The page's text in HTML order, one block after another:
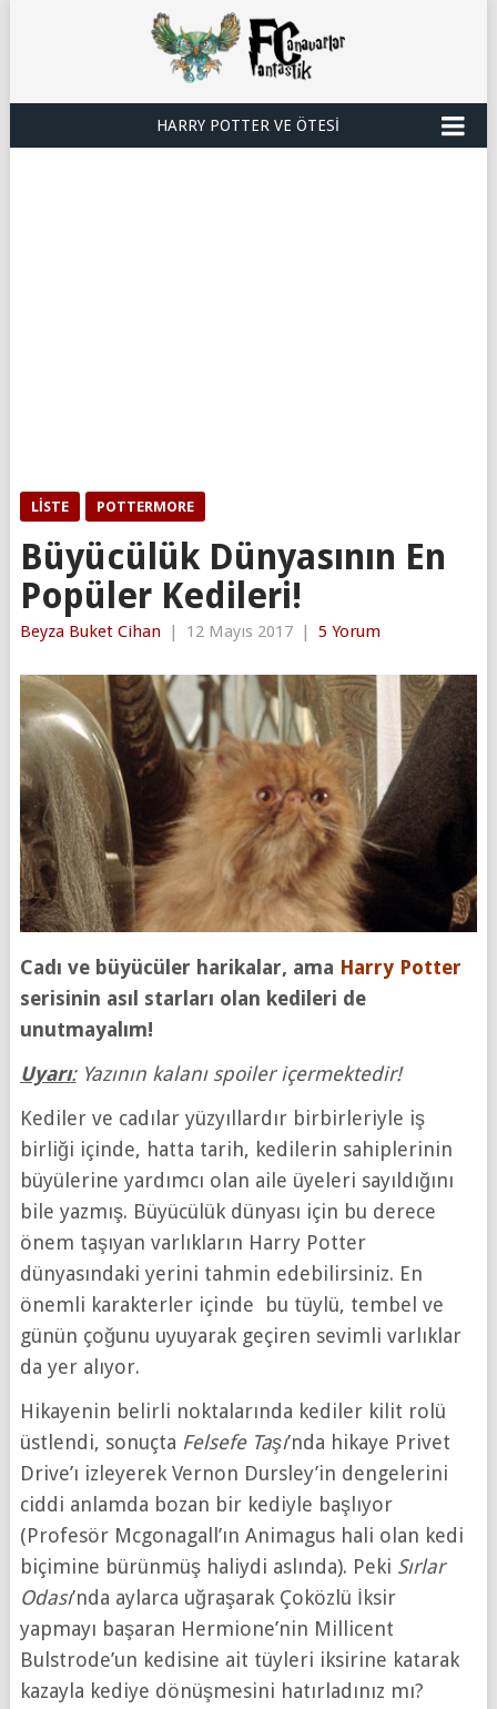
HARRY POTTER VE ÖTESI
LISTE POTTERMORE
Büyücülük Dünyasının En
Popüler Kedileri!
Beyza Buket Cihan | 12 Mayıs 2017 | 5 Yorum
Cadı ve büyücüler harikalar, ama Harry Potter
serisinin asıl starları olan kedileri de
unutmayalım!
Uyarı:Yazının kalanı spoiler içermektedir!
Kediler ve cadılar yüzyıllardır birbirleriyle iş
birliği içinde, hatta tarih, kedilerin sahiplerinin
büyülerine yardımcı olan aile üyeleri sayıldığını
bile yazmış. Büyücülük dünyası için bu derece
önem taşıyan varlıkların Harry Potter
dünyasındaki yerini tahmin edebilirsiniz. En
önemli karakterler içinde bu tüylü, tembel ve
günün çoğunu uyuyarak geçiren sevimli varlıklar
da yer alıyor.
Hikayenin belirli noktalarında kediler kilit rolü
üstlendi, sonuçta Felsefe Taşı’nda hikaye Privet
Drive’ı izleyerek Vernon Dursley’in dengelerini
ciddi anlamda bozan bir kediyle başlıyor
(Profesör Mcgonagall’ın Animagus hali olan kedi
biçimine bürünmüş haliydi aslında). Peki Sırlar
Odası’nda aylarca uğraşarak Çoközlü İksir
yapmayı başaran Hermione’nin Millicent
Bulstrode’un kedisine ait tüyleri iksirine katarak
kazayla kediye dönüşmesini hatırladınız mı?